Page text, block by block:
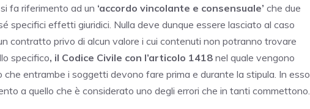
fa riferimento ad un ‘accordo vincolante e consensuale’ che due
specifici effetti giuridici. Nulla deve dunque essere lasciato al caso
contratto privo di alcun valore i cui contenuti non potranno trovare
specifico, il Codice Civile con l’articolo 1418 nel quale vengono
entrambe i soggetti devono fare prima e durante la stipula. In esso
a quello che è considerato uno degli errori che in tanti commettono.